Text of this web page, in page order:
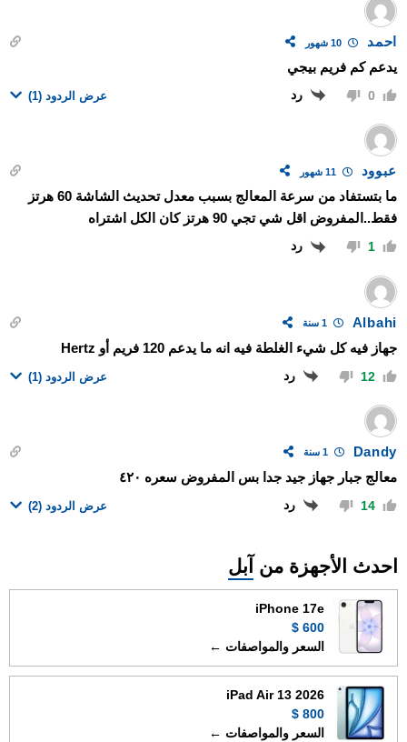
احمد
يدعم كم فريم بيجي
0 رد عرض الردود (1)
عبوود 11 شهور
ما بتستفاد من سرعة المعالج بسبب معدل تحديث الشاشة 60 هرتز
فقط..المفروض اقل شي تجي 90 هرتز كان الكل اشتراه
1 رد
Albahi 1 سنة
‏جهاز فيه كل شيء الغلطة فيه انه ما يدعم 120 فريم أو Hertz
12 رد عرض الردود (1)
Dandy 1 سنة
معالج جبار جهاز جيد جدا بس المفروض سعره ٤٢٠
14 رد عرض الردود (2)
احدث الأجهزة من آبل
iPhone 17e
600 $
السعر والمواصفات ←
iPad Air 13 2026
800 $
السعر والمواصفات ←